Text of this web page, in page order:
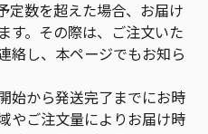
定数を超えた場合、お届け
す。その際は、ご注文いた
絡し、本ページでもお知ら
始から発送完了までにお時
やご注文量によりお届け時